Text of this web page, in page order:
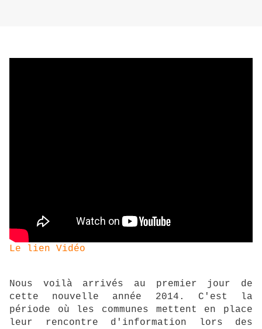
Le lien Vidéo
Nous voilà arrivés au premier jour de
cette nouvelle année 2014. C'est la
période où les communes mettent en place
leur rencontre d'information lors des